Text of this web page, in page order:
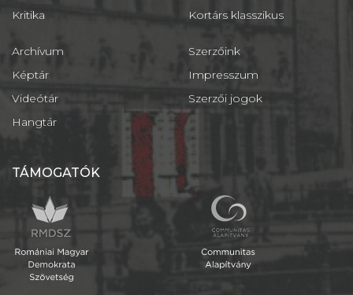
Kritika
Kortárs klasszikus
Archívum
Képtár
Videótár
Hangtár
Szerzőink
Impresszum
Szerzői jogok
TÁMOGATÓK